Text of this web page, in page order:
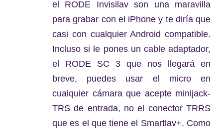
el RODE Invisilav son una maravilla
para grabar con el iPhone y te diría que
casi con cualquier Android compatible.
Incluso si le pones un cable adaptador,
el RODE SC 3 que nos llegará en
breve, puedes usar el micro en
cualquier cámara que acepte minijack-
TRS de entrada, no el conector TRRS
que es el que tiene el Smartlav+. Como